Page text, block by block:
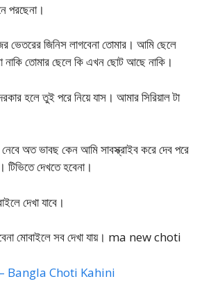
পরছেনা।
ভেতরের জিনিস লাগবেনা তোমার। আমি ছেলে
নাকি তোমার ছেলে কি এখন ছোট আছে নাকি।
হলে তুই পরে নিয়ে যাস। আমার সিরিয়াল টা
অত ভাবছ কেন আমি সাবস্ক্রাইব করে দেব পরে
দেখতে হবেনা।
দেখা যাবে।
মোবাইলে সব দেখা যায়। ma new choti
– Bangla Choti Kahini